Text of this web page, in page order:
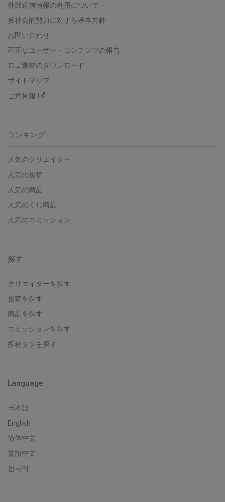
外部送信情報の利用について
反社会的勢力に対する基本方針
お問い合わせ
不正なユーザー・コンテンツの報告
ロゴ素材のダウンロード
サイトマップ
ご意見箱
ランキング
人気のクリエイター
人気の投稿
人気の商品
人気のくじ商品
人気のコミッション
探す
クリエイターを探す
投稿を探す
商品を探す
コミッションを探す
投稿タグを探す
Language
日本語
English
简体中文
繁體中文
한국어